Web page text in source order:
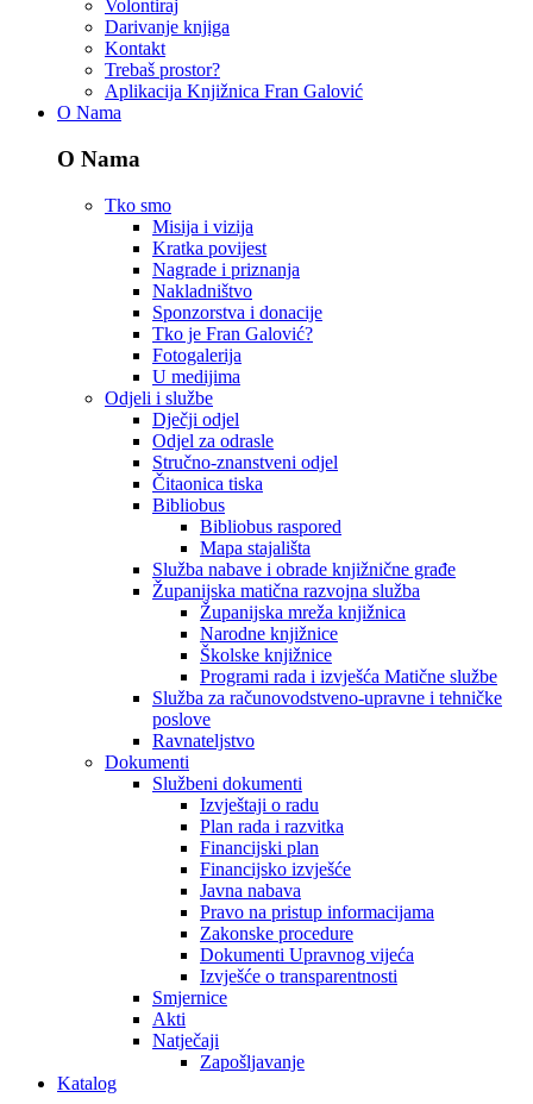
Volontiraj
Darivanje knjiga
Kontakt
Trebaš prostor?
Aplikacija Knjižnica Fran Galović
O Nama
O Nama
Tko smo
Misija i vizija
Kratka povijest
Nagrade i priznanja
Nakladništvo
Sponzorstva i donacije
Tko je Fran Galović?
Fotogalerija
U medijima
Odjeli i službe
Dječji odjel
Odjel za odrasle
Stručno-znanstveni odjel
Čitaonica tiska
Bibliobus
Bibliobus raspored
Mapa stajališta
Služba nabave i obrade knjižnične građe
Županijska matična razvojna služba
Županijska mreža knjižnica
Narodne knjižnice
Školske knjižnice
Programi rada i izvješća Matične službe
Služba za računovodstveno-upravne i tehničke
poslove
Ravnateljstvo
Dokumenti
Službeni dokumenti
Izvještaji o radu
Plan rada i razvitka
Financijski plan
Financijsko izvješće
Javna nabava
Pravo na pristup informacijama
Zakonske procedure
Dokumenti Upravnog vijeća
Izvješće o transparentnosti
Smjernice
Akti
Natječaji
Zapošljavanje
Katalog